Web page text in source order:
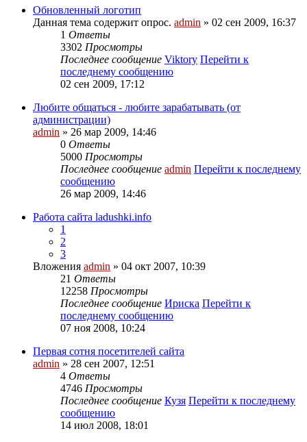
Обновленный логотип
Данная тема содержит опрос. admin » 02 сен 2009, 16:37
1 Ответы
3302 Просмотры
Последнее сообщение Viktory Перейти к
последнему сообщению
02 сен 2009, 17:12
Любите общаться - любите зарабатывать (от
администрации)
admin » 26 мар 2009, 14:46
0 Ответы
5000 Просмотры
Последнее сообщение admin Перейти к последнему
сообщению
26 мар 2009, 14:46
Работа сайта ladushki.info
1
2
3
Вложения admin » 04 окт 2007, 10:39
21 Ответы
12258 Просмотры
Последнее сообщение Ириска Перейти к
последнему сообщению
07 ноя 2008, 10:24
Первая сотня посетителей сайта
admin » 28 сен 2007, 12:51
4 Ответы
4746 Просмотры
Последнее сообщение Кузя Перейти к последнему
сообщению
14 июл 2008, 18:01